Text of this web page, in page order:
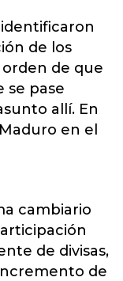
de los
orden de que
se pase
allí. En
en el
cambiario
de divisas,
de